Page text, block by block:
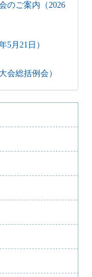
のご案内（2026
5月21日）
会総括例会）
談会との合同例
域史研究会との
月27日）